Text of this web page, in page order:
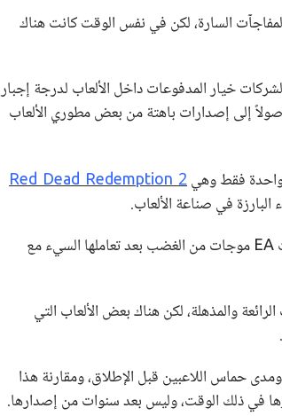
السارة، لكن في نفس الوقت كانت هناك
خيار المدفوعات داخل الألعاب لدرجة إجبار
إلى إصدارات باهتة من بعض مطوري الألعاب
Red Dead Redemption 2
في صناعة الألعاب.
شركة Bethesda شهدت لحظات من الصعود والهبوط، وواجهت EA موجات من الغضب بعد تعاملها السيء مع
والمذهلة، لكن هناك بعض الألعاب التي
ومدى حماس اللاعبين قبل الإطلاق، ومقارنة هذا
في ذلك الوقت، وليس بعد سنوات من إصدارها.